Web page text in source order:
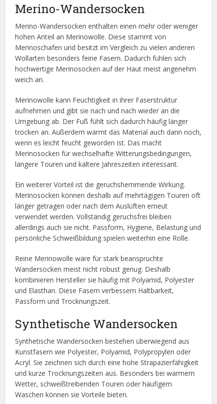
Merino-Wandersocken
Merino-Wandersocken enthalten einen mehr oder weniger
hohen Anteil an Merinowolle. Diese stammt von
Merinoschafen und besitzt im Vergleich zu vielen anderen
Wollarten besonders feine Fasern. Dadurch fühlen sich
hochwertige Merinosocken auf der Haut meist angenehm
weich an.
Merinowolle kann Feuchtigkeit in ihrer Faserstruktur
aufnehmen und gibt sie nach und nach wieder an die
Umgebung ab. Der Fuß fühlt sich dadurch häufig länger
trocken an. Außerdem wärmt das Material auch dann noch,
wenn es leicht feucht geworden ist. Das macht
Merinosocken für wechselhafte Witterungsbedingungen,
längere Touren und kältere Jahreszeiten interessant.
Ein weiterer Vorteil ist die geruchshemmende Wirkung.
Merinosocken können deshalb auf mehrtägigen Touren oft
länger getragen oder nach dem Auslüften erneut
verwendet werden. Vollständig geruchsfrei bleiben
allerdings auch sie nicht. Passform, Hygiene, Belastung und
persönliche Schweißbildung spielen weiterhin eine Rolle.
Reine Merinowolle wäre für stark beanspruchte
Wandersocken meist nicht robust genug. Deshalb
kombinieren Hersteller sie häufig mit Polyamid, Polyester
und Elasthan. Diese Fasern verbessern Haltbarkeit,
Passform und Trocknungszeit.
Synthetische Wandersocken
Synthetische Wandersocken bestehen überwiegend aus
Kunstfasern wie Polyester, Polyamid, Polypropylen oder
Acryl. Sie zeichnen sich durch eine hohe Strapazierfähigkeit
und kurze Trocknungszeiten aus. Besonders bei warmem
Wetter, schweißtreibenden Touren oder häufigem
Waschen können sie Vorteile bieten.